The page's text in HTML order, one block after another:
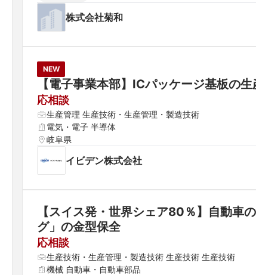
株式会社菊和
NEW
【電子事業本部】ICパッケージ基板の
応相談
生産管理 生産技術・生産管理・製造技術
電気・電子 半導体
岐阜県
イビデン株式会社
【スイス発・世界シェア80％】自動車
グ」の金型保全
応相談
生産技術・生産管理・製造技術 生産技術 生産技術
機械 自動車・自動車部品